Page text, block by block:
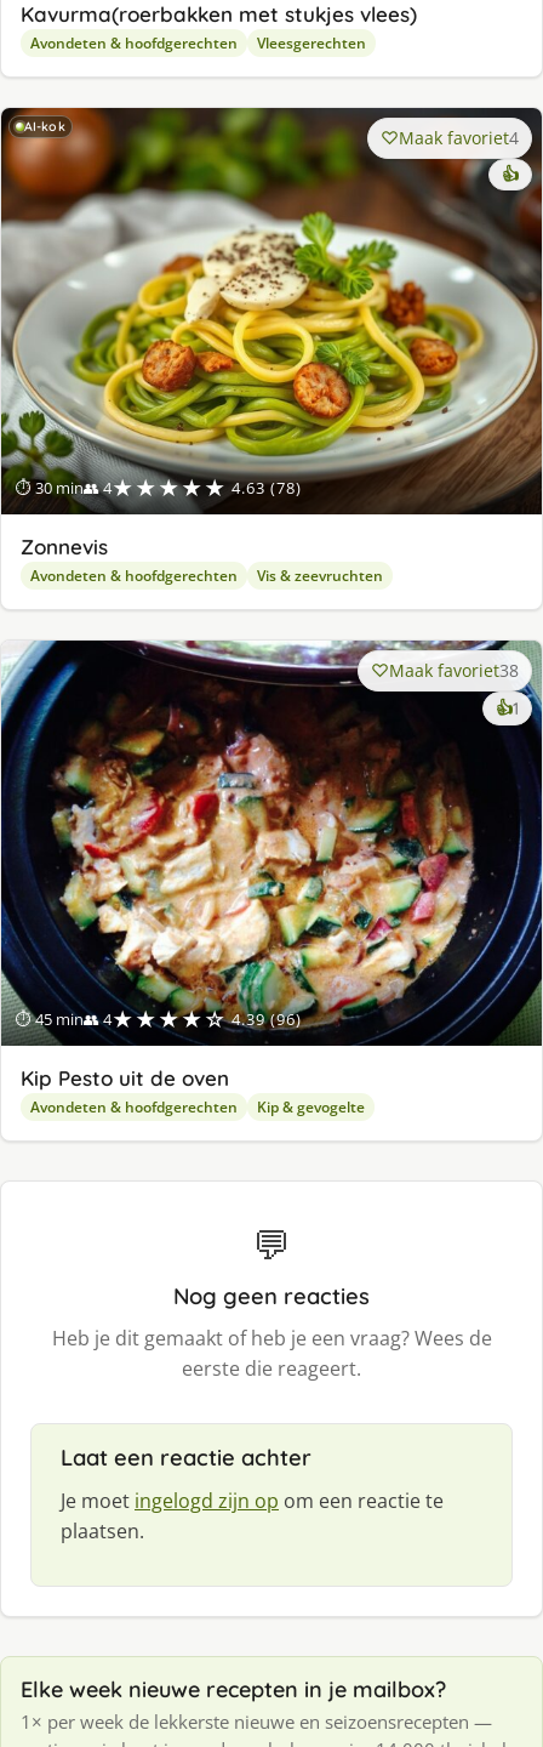
Kavurma(roerbakken met stukjes vlees)
Avondeten & hoofdgerechten Vleesgerechten
AI-kok
⏱ 30 min👥 4★★★★★ 4.63 (78)
Maak favoriet4
👍
Zonnevis
Avondeten & hoofdgerechten Vis & zeevruchten
⏱ 45 min👥 4★★★★☆ 4.39 (96)
Maak favoriet38
👍1
Kip Pesto uit de oven
Avondeten & hoofdgerechten Kip & gevogelte
💬
Nog geen reacties
Heb je dit gemaakt of heb je een vraag? Wees de
eerste die reageert.
Laat een reactie achter
Je moet ingelogd zijn op om een reactie te
plaatsen.
Elke week nieuwe recepten in je mailbox?
1× per week de lekkerste nieuwe en seizoensrecepten —